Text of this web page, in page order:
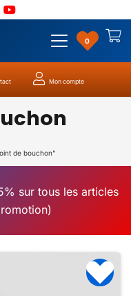
0
Mon compte
de bouchon”
sur tous les articles